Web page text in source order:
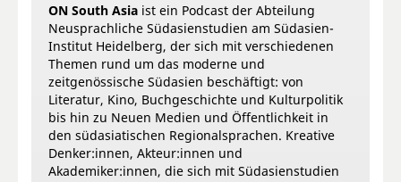
ON South Asia ist ein Podcast der Abteilung
Neusprachliche Südasienstudien am Südasien-
Institut Heidelberg, der sich mit verschiedenen
Themen rund um das moderne und
zeitgenössische Südasien beschäftigt: von
Literatur, Kino, Buchgeschichte und Kulturpolitik
bis hin zu Neuen Medien und Öffentlichkeit in
den südasiatischen Regionalsprachen. Kreative
Denker:innen, Akteur:innen und
Akademiker:innen, die sich mit Südasienstudien